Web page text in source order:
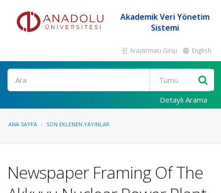
Akademik Veri Yönetim
Sistemi
Araştırmacı Girişi English
Ara
Detaylı Arama
ANA SAYFA SON EKLENEN YAYINLAR
Newspaper Framing Of The